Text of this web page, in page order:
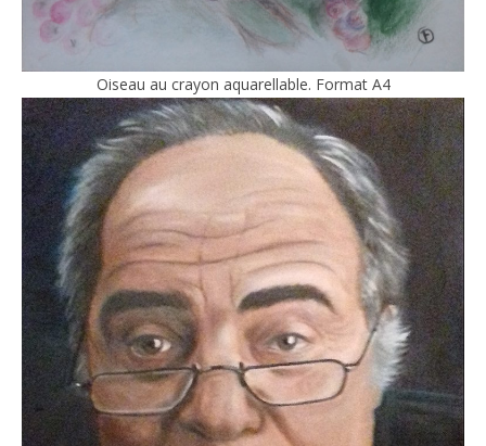
Oiseau au crayon aquarellable. Format A4